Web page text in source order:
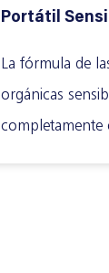
Portátil
La fórmula de
orgánicas
completamente